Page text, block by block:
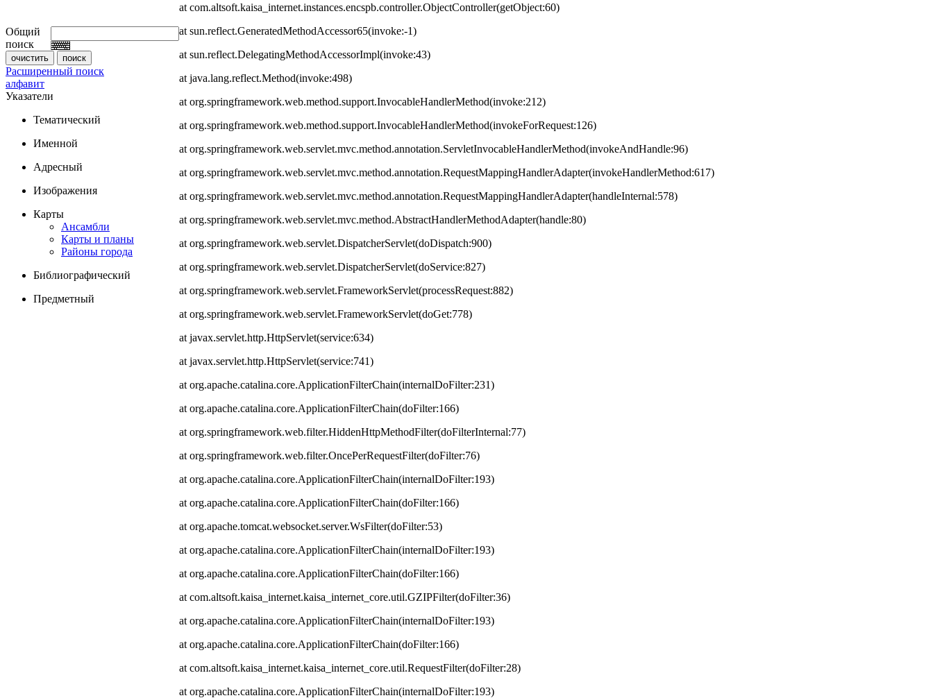
Общий
поиск
Расширенный поиск
алфавит
Указатели
Тематический
Именной
Адресный
Изображения
Карты
Ансамбли
Карты и планы
Районы города
Библиографический
Предметный
at com.altsoft.kaisa_internet.instances.encspb.controller.ObjectController(getObject:60)
at sun.reflect.GeneratedMethodAccessor65(invoke:-1)
at sun.reflect.DelegatingMethodAccessorImpl(invoke:43)
at java.lang.reflect.Method(invoke:498)
at org.springframework.web.method.support.InvocableHandlerMethod(invoke:212)
at org.springframework.web.method.support.InvocableHandlerMethod(invokeForRequest:126)
at org.springframework.web.servlet.mvc.method.annotation.ServletInvocableHandlerMethod(invokeAndHandle:96)
at org.springframework.web.servlet.mvc.method.annotation.RequestMappingHandlerAdapter(invokeHandlerMethod:617)
at org.springframework.web.servlet.mvc.method.annotation.RequestMappingHandlerAdapter(handleInternal:578)
at org.springframework.web.servlet.mvc.method.AbstractHandlerMethodAdapter(handle:80)
at org.springframework.web.servlet.DispatcherServlet(doDispatch:900)
at org.springframework.web.servlet.DispatcherServlet(doService:827)
at org.springframework.web.servlet.FrameworkServlet(processRequest:882)
at org.springframework.web.servlet.FrameworkServlet(doGet:778)
at javax.servlet.http.HttpServlet(service:634)
at javax.servlet.http.HttpServlet(service:741)
at org.apache.catalina.core.ApplicationFilterChain(internalDoFilter:231)
at org.apache.catalina.core.ApplicationFilterChain(doFilter:166)
at org.springframework.web.filter.HiddenHttpMethodFilter(doFilterInternal:77)
at org.springframework.web.filter.OncePerRequestFilter(doFilter:76)
at org.apache.catalina.core.ApplicationFilterChain(internalDoFilter:193)
at org.apache.catalina.core.ApplicationFilterChain(doFilter:166)
at org.apache.tomcat.websocket.server.WsFilter(doFilter:53)
at org.apache.catalina.core.ApplicationFilterChain(internalDoFilter:193)
at org.apache.catalina.core.ApplicationFilterChain(doFilter:166)
at com.altsoft.kaisa_internet.kaisa_internet_core.util.GZIPFilter(doFilter:36)
at org.apache.catalina.core.ApplicationFilterChain(internalDoFilter:193)
at org.apache.catalina.core.ApplicationFilterChain(doFilter:166)
at com.altsoft.kaisa_internet.kaisa_internet_core.util.RequestFilter(doFilter:28)
at org.apache.catalina.core.ApplicationFilterChain(internalDoFilter:193)